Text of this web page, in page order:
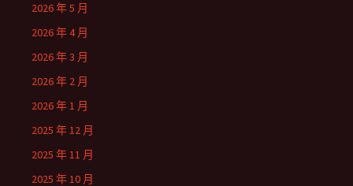
2026 年 5 月
2026 年 4 月
2026 年 3 月
2026 年 2 月
2026 年 1 月
2025 年 12 月
2025 年 11 月
2025 年 10 月